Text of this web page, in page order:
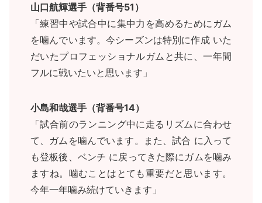
山口航輝選手（背番号51）
「練習中や試合中に集中力を高めるためにガム
を噛んでいます。今シーズンは特別に作成 いた
だいたプロフェッショナルガムと共に、一年間
フルに戦いたいと思います」
小島和哉選手（背番号14）
「試合前のランニング中に走るリズムに合わせ
て、ガムを噛んでいます。また、試合 に入って
も登板後、ベンチ に戻ってきた際にガムを噛み
ますね。噛むことはとても重要だと思います。
今年一年噛み続けていきます」